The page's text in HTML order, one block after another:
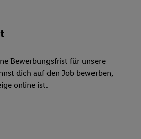
Bewerbungsfrist für unsere
dich auf den Job bewerben,
online ist.